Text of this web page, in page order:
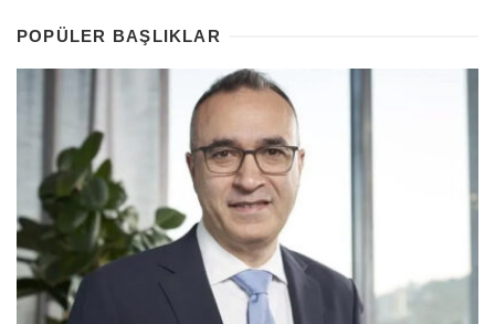
POPÜLER BAŞLIKLAR